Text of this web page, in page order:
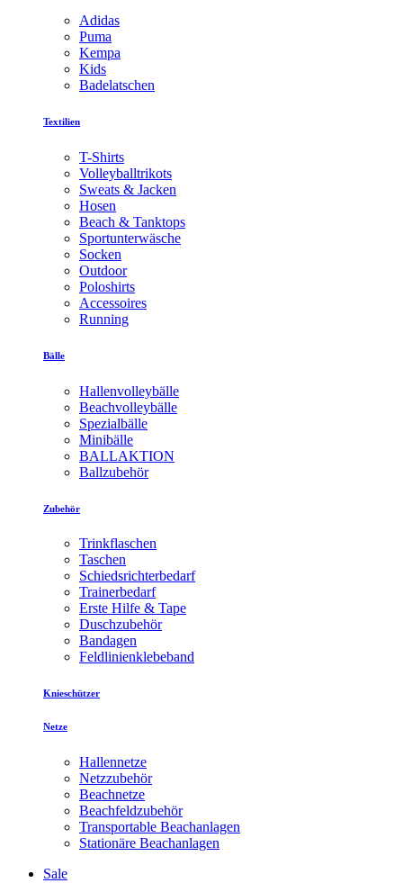
Adidas
Puma
Kempa
Kids
Badelatschen
Textilien
T-Shirts
Volleyballtrikots
Sweats & Jacken
Hosen
Beach & Tanktops
Sportunterwäsche
Socken
Outdoor
Poloshirts
Accessoires
Running
Bälle
Hallenvolleybälle
Beachvolleybälle
Spezialbälle
Minibälle
BALLAKTION
Ballzubehör
Zubehör
Trinkflaschen
Taschen
Schiedsrichterbedarf
Trainerbedarf
Erste Hilfe & Tape
Duschzubehör
Bandagen
Feldlinienklebeband
Knieschützer
Netze
Hallennetze
Netzzubehör
Beachnetze
Beachfeldzubehör
Transportable Beachanlagen
Stationäre Beachanlagen
Sale